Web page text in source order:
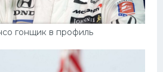
гонщик в профиль